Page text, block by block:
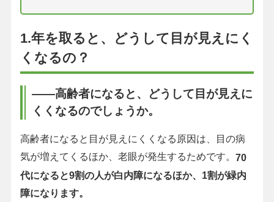
1.年を取ると、どうして目が見えにく
くなるの？
――高齢者になると、どうして目が見えに
くくなるのでしょうか。
高齢者になると目が見えにくくなる原因は、目の病
気が増えてくるほか、老眼が発生するためです。 70
代になると9割の人が白内障になるほか、1割が緑内
障になります。